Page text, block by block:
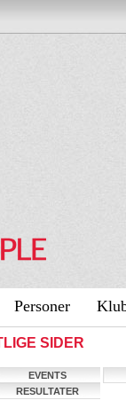
Personer
SIDER
EVENTS
RESULTATER